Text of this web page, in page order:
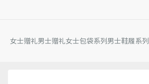
女士赠礼男士赠礼女士包袋系列男士鞋履系列